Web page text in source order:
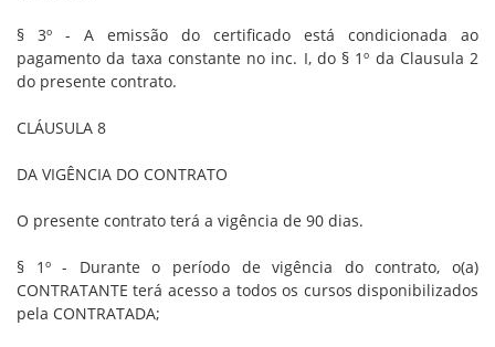
§ 3º - A emissão do certificado está condicionada ao
pagamento da taxa constante no inc. I, do § 1º da Clausula 2
do presente contrato.
CLÁUSULA 8
DA VIGÊNCIA DO CONTRATO
O presente contrato terá a vigência de 90 dias.
§ 1º - Durante o período de vigência do contrato, o(a)
CONTRATANTE terá acesso a todos os cursos disponibilizados
pela CONTRATADA;